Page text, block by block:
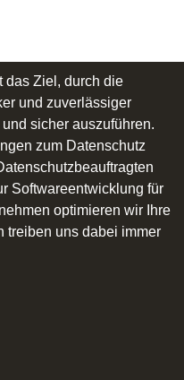
das Ziel, durch die
und zuverlässiger
sicher auszuführen.
zum Datenschutz
Softwareentwicklung für
optimieren wir Ihre
treiben uns dabei immer